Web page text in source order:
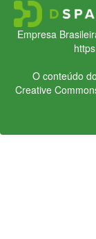
Empresa
O conteúdo
Creative